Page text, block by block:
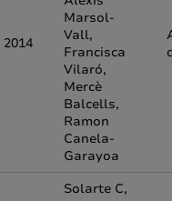
2014
Marsol-
Vall,
Francisca
Vilaró,
Mercè
Balcells,
Ramon
Canela-
Garayoa
Solarte C,